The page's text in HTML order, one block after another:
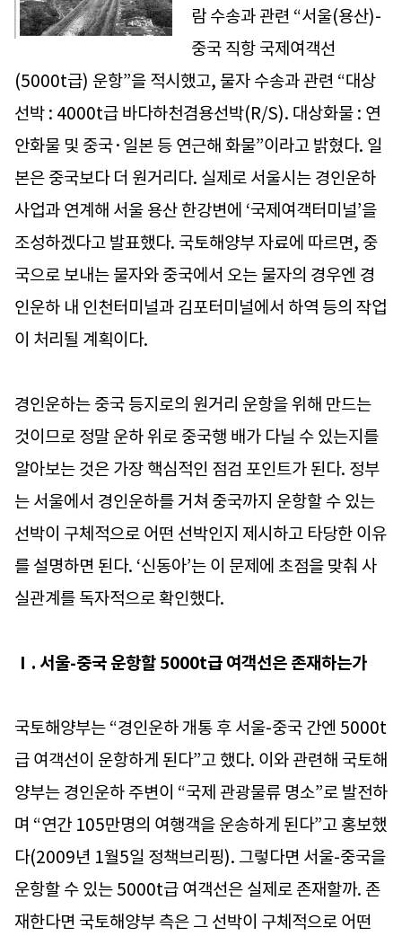
람 수송과 관련 “서울(용산)-
중국 직항 국제여객선
(5000t급) 운항”을 적시했고, 물자 수송과 관련 “대상
선박 : 4000t급 바다하천겸용선박(R/S). 대상화물 : 연
안화물 및 중국·일본 등 연근해 화물”이라고 밝혔다. 일
본은 중국보다 더 원거리다. 실제로 서울시는 경인운하
사업과 연계해 서울 용산 한강변에 ‘국제여객터미널’을
조성하겠다고 발표했다. 국토해양부 자료에 따르면, 중
국으로 보내는 물자와 중국에서 오는 물자의 경우엔 경
인운하 내 인천터미널과 김포터미널에서 하역 등의 작업
이 처리될 계획이다.
경인운하는 중국 등지로의 원거리 운항을 위해 만드는
것이므로 정말 운하 위로 중국행 배가 다닐 수 있는지를
알아보는 것은 가장 핵심적인 점검 포인트가 된다. 정부
는 서울에서 경인운하를 거쳐 중국까지 운항할 수 있는
선박이 구체적으로 어떤 선박인지 제시하고 타당한 이유
를 설명하면 된다. ‘신동아’는 이 문제에 초점을 맞춰 사
실관계를 독자적으로 확인했다.
Ⅰ. 서울-중국 운항할 5000t급 여객선은 존재하는가
국토해양부는 “경인운하 개통 후 서울-중국 간엔 5000t
급 여객선이 운항하게 된다”고 했다. 이와 관련해 국토해
양부는 경인운하 주변이 “국제 관광물류 명소”로 발전하
며 “연간 105만명의 여행객을 운송하게 된다”고 홍보했
다(2009년 1월5일 정책브리핑). 그렇다면 서울-중국을
운항할 수 있는 5000t급 여객선은 실제로 존재할까. 존
재한다면 국토해양부 측은 그 선박이 구체적으로 어떤